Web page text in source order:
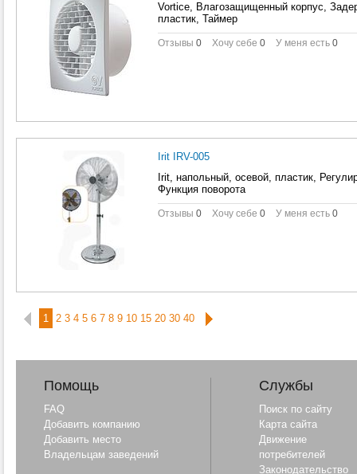
Vortice, Влагозащищенный корпус,
пластик, Таймер
Отзывы 0 Хочу себе 0 У меня есть 0
Irit IRV-005
Irit, напольный, осевой, пластик,
Функция поворота
Отзывы 0 Хочу себе 0 У меня есть 0
1 2 3 4 5 6 7 8 9 10 15 20 30 40
Помощь
FAQ
Добавить компанию
Добавить место
Владельцам заведений
Службы
Поиск по сайту
Карта сайта
Движение
потребителей
Законодательство